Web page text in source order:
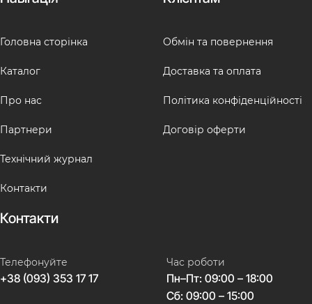
Головна сторінка
Каталог
Про нас
Партнери
Технічний журнал
Контакти
Обмін та повернення
Доставка та оплата
Політика конфіденційності
Договір оферти
Контакти
Телефонуйте
+38 (093) 353 17 17
Час роботи
Пн–Пт: 09:00 – 18:00
Сб: 09:00 – 15:00